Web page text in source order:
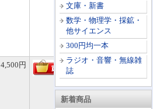
文庫・新書
数学・物理学・採鉱・
他サイエンス
300円均一本
ラジオ・音響・無線雑
誌
新着商品
4,500円